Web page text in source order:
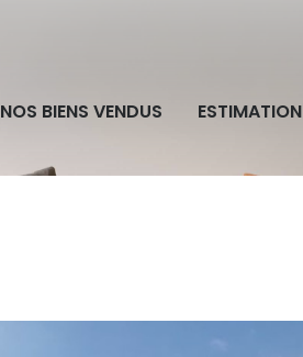
NOS BIENS VENDUS ESTIMATION